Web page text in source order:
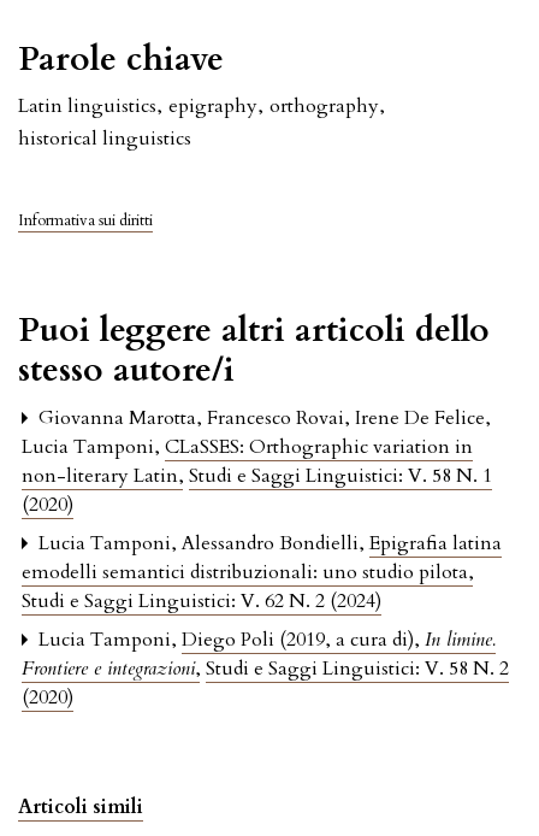
Parole chiave
Latin linguistics, epigraphy, orthography,
historical linguistics
Informativa sui diritti
Puoi leggere altri articoli dello
stesso autore/i
Giovanna Marotta, Francesco Rovai, Irene De Felice,
Lucia Tamponi, CLaSSES: Orthographic variation in
non-literary Latin, Studi e Saggi Linguistici: V. 58 N. 1
(2020)
Lucia Tamponi, Alessandro Bondielli,Epigrafia latina
emodelli semantici distribuzionali: uno studio pilota,
Studi e Saggi Linguistici: V. 62 N. 2 (2024)
Lucia Tamponi, Diego Poli (2019, a cura di), In limine.
Frontiere e integrazioni, Studi e Saggi Linguistici: V. 58 N. 2
(2020)
Articoli simili